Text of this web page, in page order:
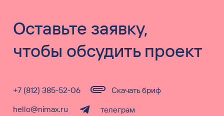
Оставьте заявку,
чтобы обсудить проект
hello@nimax.ru
+7 (812) 385-52-06
телеграм
Скачать бриф